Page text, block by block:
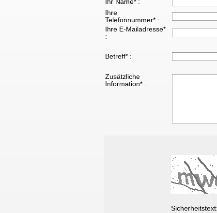
Ihr Name* :
Ihre
Telefonnummer* :
Ihre E-Mailadresse*
:
Betreff* :
Zusätzliche
Information* :